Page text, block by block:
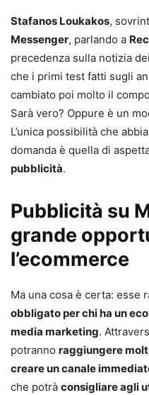
Stafanos Loukakos,
Messenger, parlando a
precedenza sulla notizia dei
che i primi test fatti sugli
cambiato poi molto il
Sarà vero? Oppure è un
L’unica possibilità che
domanda è quella di
pubblicità.
Pubblicità su
grande
l’ecommerce
Ma una cosa è certa: esse
obbligato per chi ha un
media marketing.
potranno raggiungere
creare un canale
che potrà consigliare agli